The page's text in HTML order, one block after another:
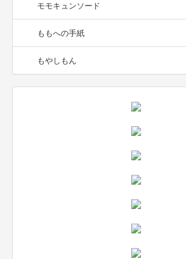
モモキュンソード
ももへの手紙
もやしもん